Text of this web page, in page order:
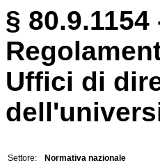
§
Uffici di
Settore:
Normativa nazionale